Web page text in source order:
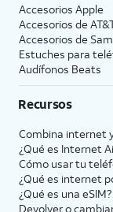
Accesorios Apple
Accesorios de
Accesorios de
Estuches para
Audífonos Beats
Recursos
Combina internet
¿Qué es Internet
Cómo usar tu
¿Qué es internet
¿Qué es una eSIM?
Devolver o